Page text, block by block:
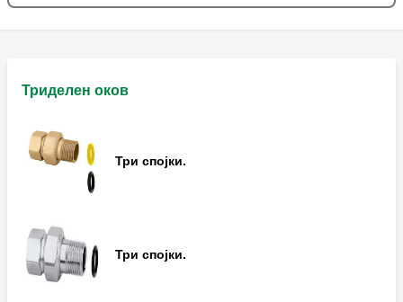
Триделен оков
Три спојки.
Три спојки.